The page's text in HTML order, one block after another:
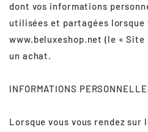
dont vos informations
utilisées et partagées lorsque
www.beluxeshop.net (le «
un achat.
INFORMATIONS
Lorsque vous vous rendez